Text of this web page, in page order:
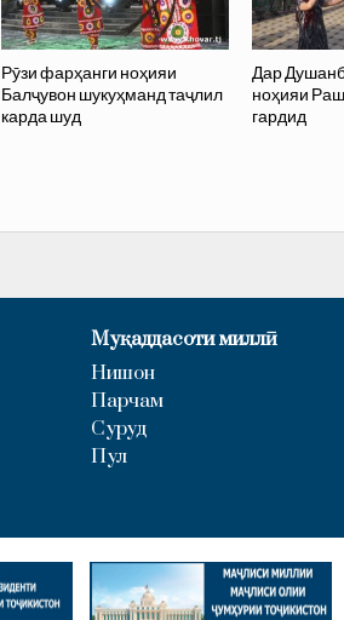
Рӯзи фарҳанги ноҳияи
Балҷувон шукуҳманд таҷлил
карда шуд
Дар
ноҳияи
гардид
Муқаддасоти миллӣ
Нишон
Парчам
Суруд
Пул